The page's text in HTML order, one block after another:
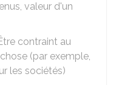
valeur d'un
contraint au
(par exemple,
les sociétés)